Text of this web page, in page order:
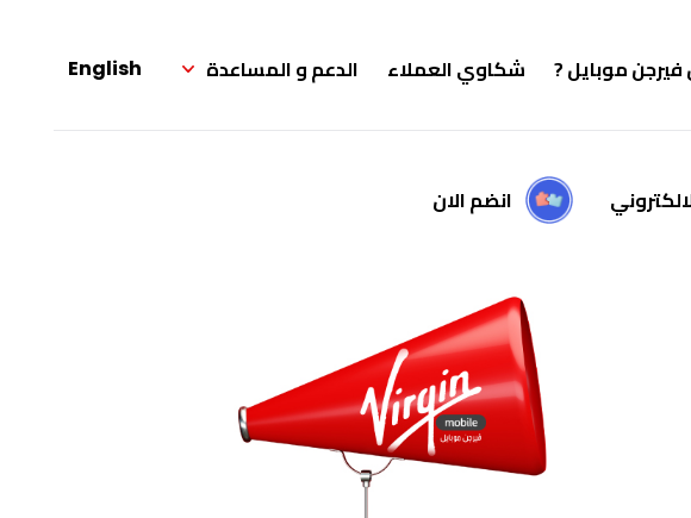
موبايل ? شكاوي العملاء الدعم و المساعدة English
انضم الان